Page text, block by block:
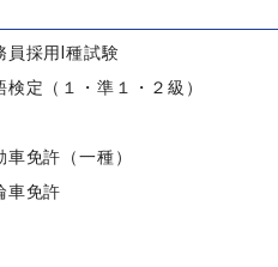
員採用Ⅰ種試験
検定（１・準１・２級）
車免許（一種）
車免許